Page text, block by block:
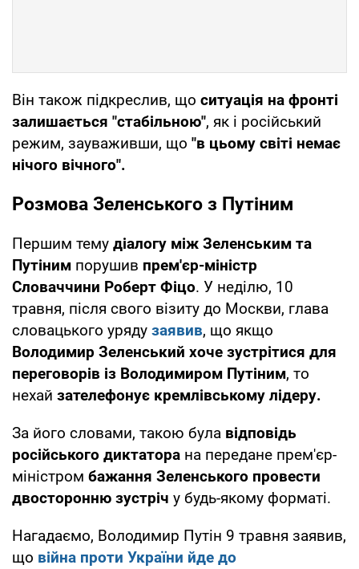
Він також підкреслив, що ситуація на фронті
залишається "стабільною", як і російський
режим, зауваживши, що "в цьому світі немає
нічого вічного".
Розмова Зеленського з Путіним
Першим тему діалогу між Зеленським та
Путіним порушив прем'єр-міністр
Словаччини Роберт Фіцо. У неділю, 10
травня, після свого візиту до Москви, глава
словацького уряду заявив, що якщо
Володимир Зеленський хоче зустрітися для
переговорів із Володимиром Путіним, то
нехай зателефонує кремлівському лідеру.
За його словами, такою була відповідь
російського диктатора на передане прем'єр-
міністром бажання Зеленського провести
двосторонню зустріч у будь-якому форматі.
Нагадаємо, Володимир Путін 9 травня заявив,
що війна проти України йде до